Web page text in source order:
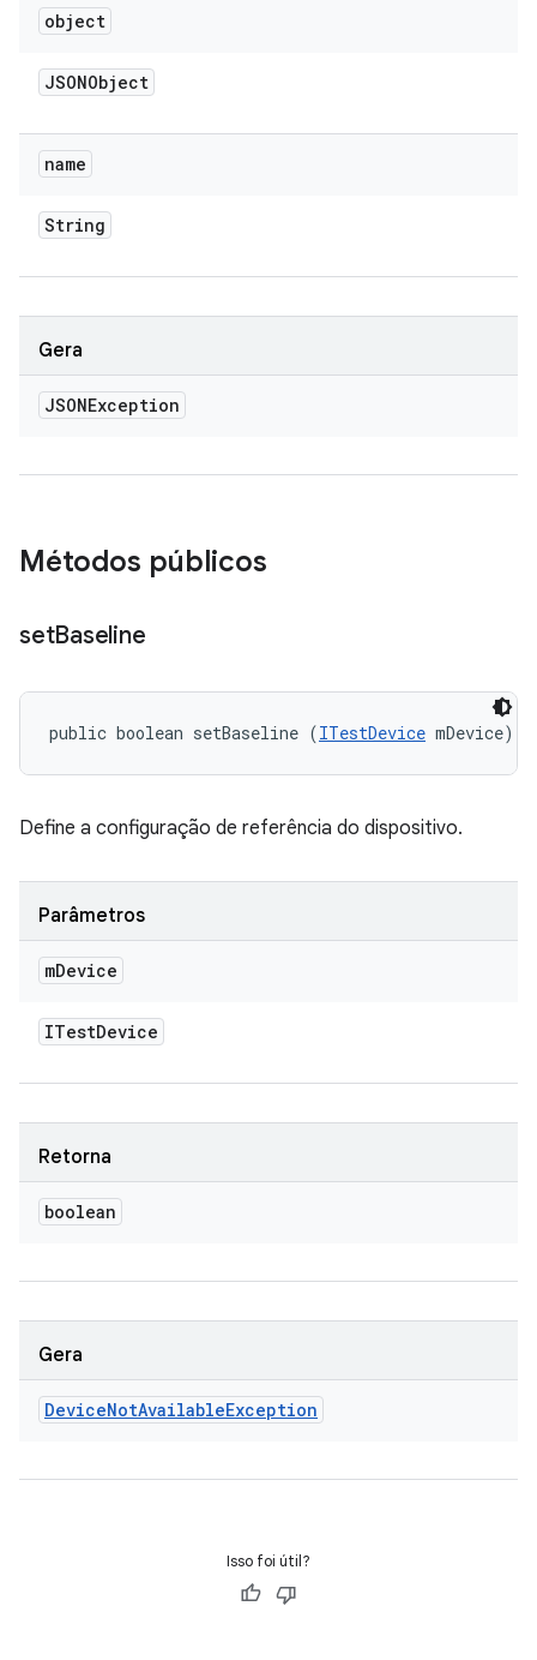
object
JSONObject
name
String
Gera
JSONException
Métodos públicos
setBaseline
public boolean setBaseline (ITestDevice mDevice)
Define a configuração de referência do dispositivo.
Parâmetros
mDevice
ITestDevice
Retorna
boolean
Gera
DeviceNotAvailableException
Isso foi útil?